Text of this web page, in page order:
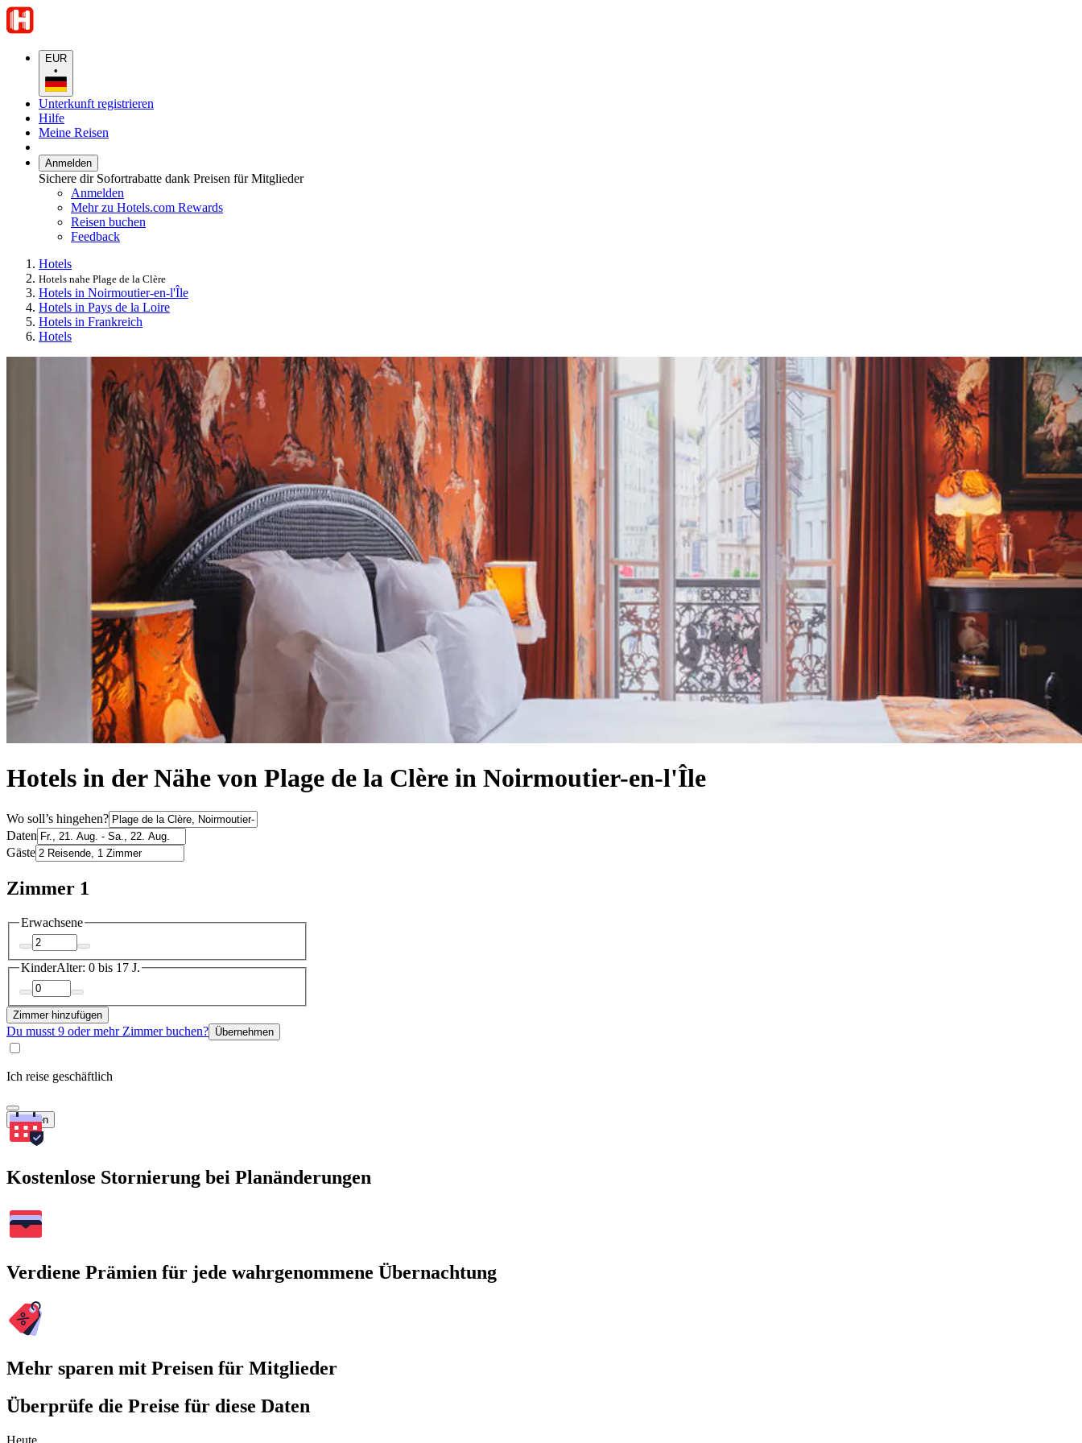
EUR
•
Unterkunft registrieren
Hilfe
Meine Reisen
Anmelden
Sichere dir Sofortrabatte dank Preisen für Mitglieder
Anmelden
Mehr zu Hotels.com Rewards
Reisen buchen
Feedback
Hotels
Hotels nahe Plage de la Clère
Hotels in Noirmoutier-en-l'Île
Hotels in Pays de la Loire
Hotels in Frankreich
Hotels
Hotels in der Nähe von Plage de la Clère in Noirmoutier-en-l'Île
Wo soll’s hingehen?
Daten
Gäste
Zimmer 1
Erwachsene
KinderAlter: 0 bis 17 J.
Zimmer hinzufügen
Du musst 9 oder mehr Zimmer buchen? Übernehmen
Ich reise geschäftlich
Suchen
Kostenlose Stornierung bei Planänderungen
Verdiene Prämien für jede wahrgenommene Übernachtung
Mehr sparen mit Preisen für Mitglieder
Überprüfe die Preise für diese Daten